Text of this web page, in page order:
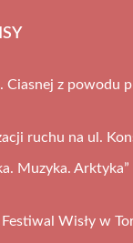
Ciasnej z powodu
ruchu na ul.
Muzyka. Arktyka”
Wisły w